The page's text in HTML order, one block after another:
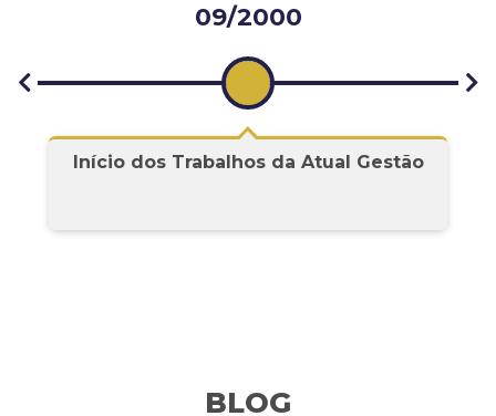
06/2001
Instalação das Catracas Eletrônicas
BLOG